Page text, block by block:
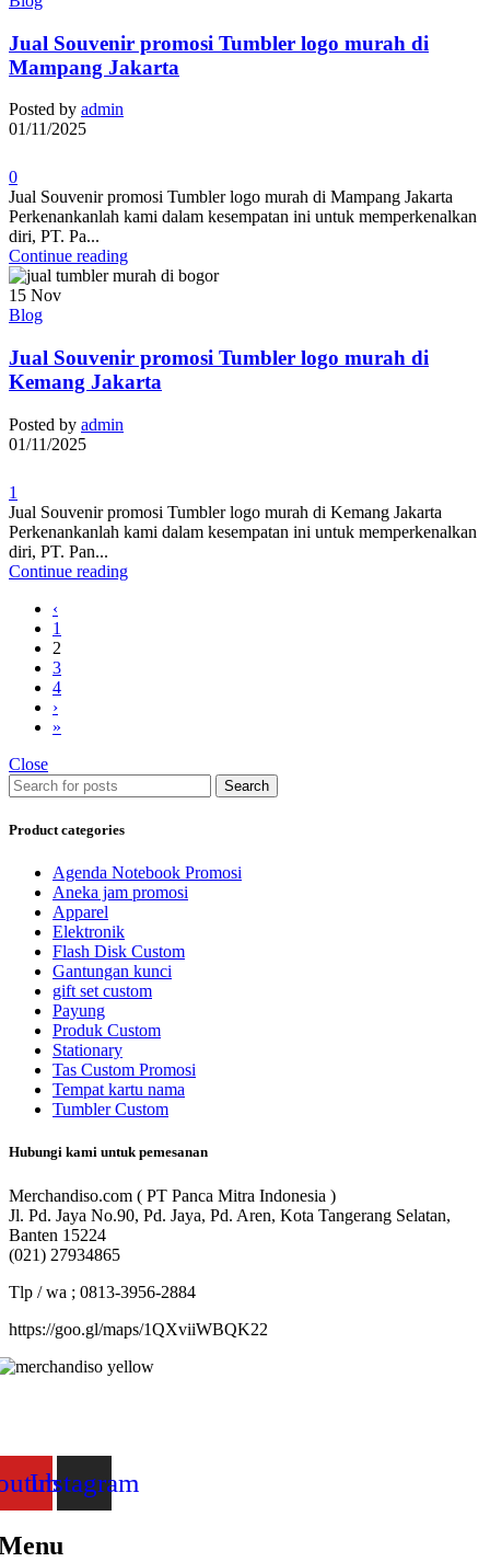
Jual Souvenir promosi Tumbler logo murah di
Mampang Jakarta
Posted by admin
01/11/2025
0
Jual Souvenir promosi Tumbler logo murah di Mampang Jakarta
Perkenankanlah kami dalam kesempatan ini untuk memperkenalkan
diri, PT. Pa...
Continue reading
15 Nov
Blog
Jual Souvenir promosi Tumbler logo murah di
Kemang Jakarta
Posted by admin
01/11/2025
1
Jual Souvenir promosi Tumbler logo murah di Kemang Jakarta
Perkenankanlah kami dalam kesempatan ini untuk memperkenalkan
diri, PT. Pan...
Continue reading
‹
1
2
3
4
›
»
Close
Search
Product categories
Agenda Notebook Promosi
Aneka jam promosi
Apparel
Elektronik
Flash Disk Custom
Gantungan kunci
gift set custom
Payung
Produk Custom
Stationary
Tas Custom Promosi
Tempat kartu nama
Tumbler Custom
Hubungi kami untuk pemesanan
Merchandiso.com ( PT Panca Mitra Indonesia )
Jl. Pd. Jaya No.90, Pd. Jaya, Pd. Aren, Kota Tangerang Selatan,
Banten 15224
(021) 27934865
Tlp / wa ; 0813-3956-2884
https://goo.gl/maps/1QXviiWBQK22
Instagram